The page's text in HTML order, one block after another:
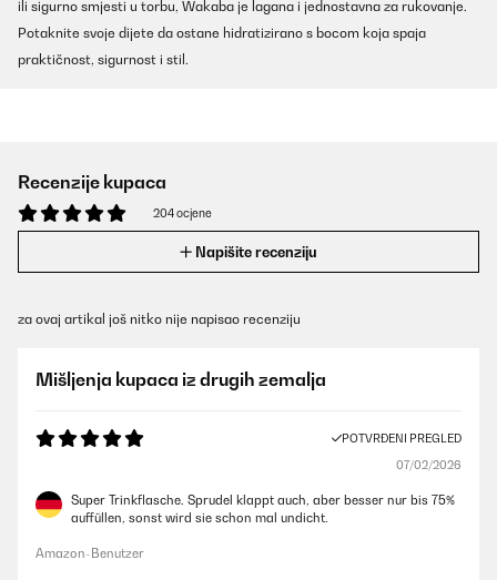
ili sigurno smjesti u torbu, Wakaba je lagana i jednostavna za rukovanje.
Potaknite svoje dijete da ostane hidratizirano s bocom koja spaja
praktičnost, sigurnost i stil.
Recenzije kupaca
204 ocjene
Napišite recenziju
za ovaj artikal još nitko nije napisao recenziju
Mišljenja kupaca iz drugih zemalja
POTVRĐENI PREGLED
07/02/2026
Super Trinkflasche. Sprudel klappt auch, aber besser nur bis 75%
auffüllen, sonst wird sie schon mal undicht.
Amazon-Benutzer